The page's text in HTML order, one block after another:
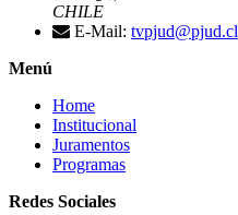
CHILE
E-Mail: tvpjud@pjud.cl
Menú
Home
Institucional
Juramentos
Programas
Redes Sociales